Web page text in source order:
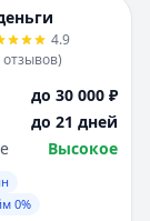
4.9
отзывов)
до 30 000 ₽
до 21 дней
Высокое
0%